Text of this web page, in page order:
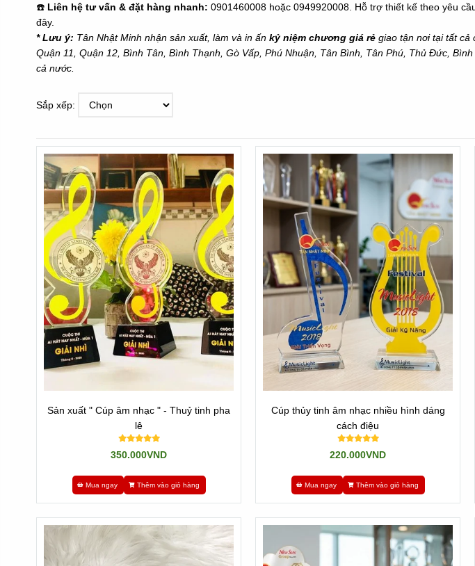
☎️ Liên hệ tư vấn & đặt hàng nhanh: 0901460008 hoặc 0949920008 . Hỗ trợ thiết kế theo yêu
đây.
* Lưu ý: Tân Nhật Minh nhận sản xuất, làm và in ấn kỷ niệm chương giá rẻ giao tận nơi tại tất cả
Quận 11, Quận 12, Bình Tân, Bình Thạnh, Gò Vấp, Phú Nhuận, Tân Bình, Tân Phú, Thủ Đức,
cả nước.
Sắp xếp:
Sản xuất " Cúp âm nhạc " - Thuỷ tinh pha
lê
350.000VND
Mua ngay Thêm vào giỏ hàng
Cúp thủy tinh âm nhạc nhiều hình dáng
cách điệu
220.000VND
Mua ngay Thêm vào giỏ hàng